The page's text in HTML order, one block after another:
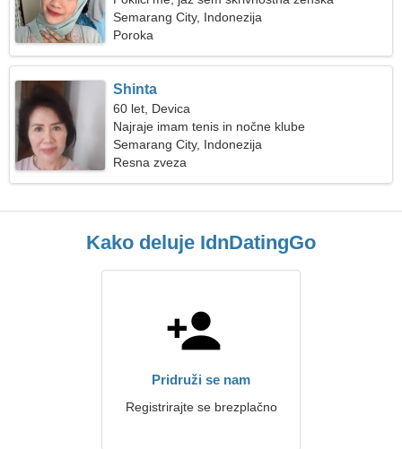
Semarang City, Indonezija
Poroka
Shinta
60 let, Devica
Najraje imam tenis in nočne klube
Semarang City, Indonezija
Resna zveza
Kako deluje IdnDatingGo
Pridruži se nam
Registrirajte se brezplačno